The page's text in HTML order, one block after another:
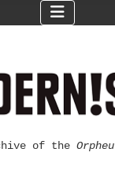
of the Orpheu